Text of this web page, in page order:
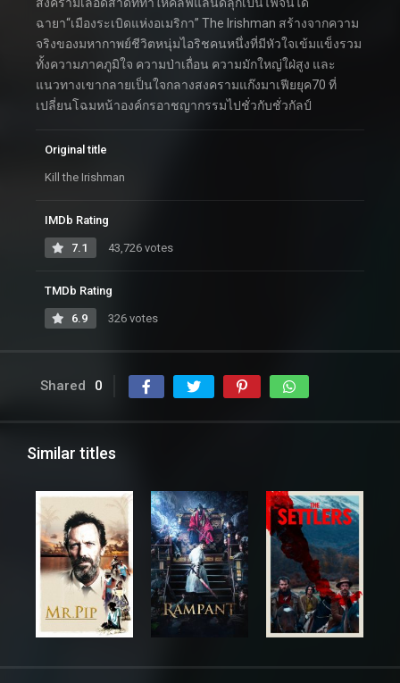
สงครามเลือดสาดที่ทำให้คลีฟแลนด์ลุกเป็นไฟจนได้
ฉายา“เมืองระเบิดแห่งอเมริกา” The Irishman สร้างจากความ
จริงของมหากาพย์ชีวิตหนุ่มไอริชคนหนึ่งที่มีหัวใจเข้มแข็งรวม
ทั้งความภาคภูมิใจ ความป่าเถื่อน ความมักใหญ่ใฝ่สูง และ
แนวทางเขากลายเป็นใจกลางสงครามแก๊งมาเฟียยุค70 ที่
เปลี่ยนโฉมหน้าองค์กรอาชญากรรมไปชั่วกับชั่วกัลป์
Original title
Kill the Irishman
IMDb Rating
7.1 43,726 votes
TMDb Rating
6.9 326 votes
Shared 0
Similar titles